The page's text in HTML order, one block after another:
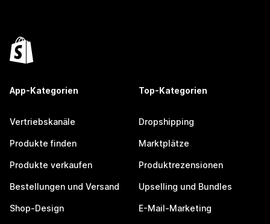
App-Kategorien
Vertriebskanäle
Produkte finden
Produkte verkaufen
Bestellungen und Versand
Shop-Design
Top-Kategorien
Dropshipping
Marktplätze
Produktrezensionen
Upselling und Bundles
E-Mail-Marketing